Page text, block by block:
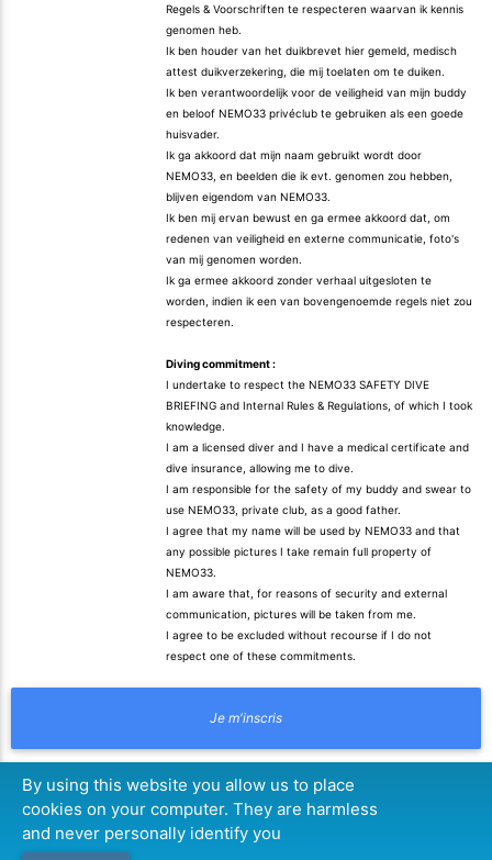
Regels & Voorschriften te respecteren waarvan ik kennis
genomen heb.
Ik ben houder van het duikbrevet hier gemeld, medisch
attest duikverzekering, die mij toelaten om te duiken.
Ik ben verantwoordelijk voor de veiligheid van mijn buddy
en beloof NEMO33 privéclub te gebruiken als een goede
huisvader.
Ik ga akkoord dat mijn naam gebruikt wordt door
NEMO33, en beelden die ik evt. genomen zou hebben,
blijven eigendom van NEMO33.
Ik ben mij ervan bewust en ga ermee akkoord dat, om
redenen van veiligheid en externe communicatie, foto's
van mij genomen worden.
Ik ga ermee akkoord zonder verhaal uitgesloten te
worden, indien ik een van bovengenoemde regels niet zou
respecteren.
Diving commitment :
I undertake to respect the NEMO33 SAFETY DIVE
BRIEFING and Internal Rules & Regulations, of which I took
knowledge.
I am a licensed diver and I have a medical certificate and
dive insurance, allowing me to dive.
I am responsible for the safety of my buddy and swear to
use NEMO33, private club, as a good father.
I agree that my name will be used by NEMO33 and that
any possible pictures I take remain full property of
NEMO33.
I am aware that, for reasons of security and external
communication, pictures will be taken from me.
I agree to be excluded without recourse if I do not
respect one of these commitments.
By using this website you allow us to place
cookies on your computer. They are harmless
and never personally identify you